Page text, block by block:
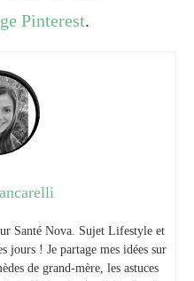
Pinterest.
Santé Nova. Sujet Lifestyle et
jours ! Je partage mes idées sur
de grand-mère, les astuces